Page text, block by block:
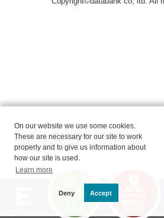
On our website we use some cookies.
These are necessary for our site to work
properly and to give us information about
how our site is used.
Learn more
Deny Accept